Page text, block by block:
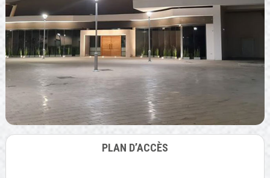
PLAN D’ACCÈS